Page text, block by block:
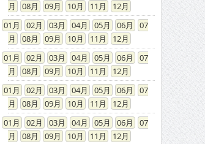
08
09 10 11
12
01 02 03 04 05 06
07
08
09 10 11
12
01 02 03 04 05 06
07
08
09 10 11
12
01 02 03 04 05 06
07
08
09 10 11
12
01 02 03 04 05 06
07
08
09 10 11
12